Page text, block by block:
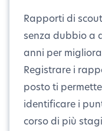
Rapporti di
senza dubbio a
anni per
Registrare i
posto ti
identificare i
corso di più